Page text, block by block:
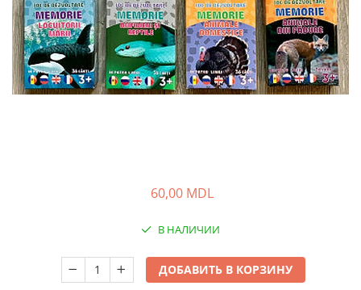
60,00 MDL
В НАЛИЧИИ
ДОБАВИТЬ В КОРЗИНУ